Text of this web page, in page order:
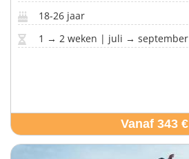
18-26 jaar
1 → 2 weken | juli → september
Vanaf 343 €